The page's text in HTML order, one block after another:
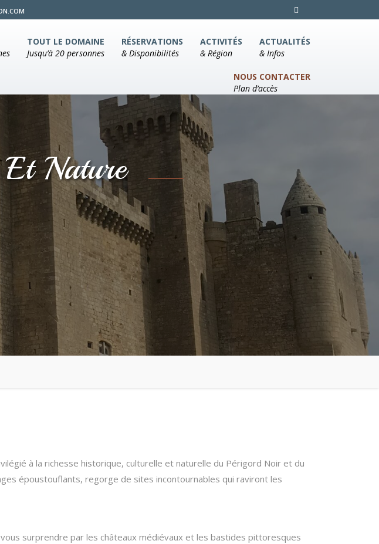
TOUT LE DOMAINE
Jusqu’à 20 personnes
RÉSERVATIONS
& Disponibilités
ACTIVITÉS
& Région
ACTUALITÉS
& Infos
NOUS CONTACTER
Plan d’accès
Nature
à la richesse historique, culturelle et naturelle du Périgord Noir et du
époustouflants, regorge de sites incontournables qui raviront les
surprendre par les châteaux médiévaux et les bastides pittoresques